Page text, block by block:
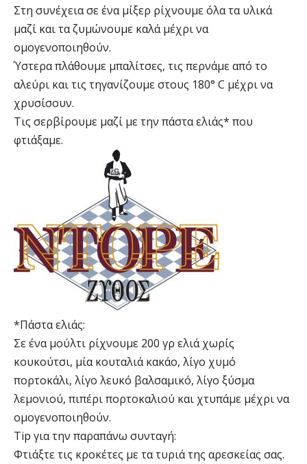
Στη συνέχεια σε ένα μίξερ ρίχνουμε όλα τα υλικά
μαζί και τα ζυμώνουμε καλά μέχρι να
ομογενοποιηθούν.
Ύστερα πλάθουμε μπαλίτσες, τις περνάμε από το
αλεύρι και τις τηγανίζουμε στους 180° C μέχρι να
χρυσίσουν.
Τις σερβίρουμε μαζί με την πάστα ελιάς* που
φτιάξαμε.
*Πάστα ελιάς:
Σε ένα μούλτι ρίχνουμε 200 γρ ελιά χωρίς
κουκούτσι, μία κουταλιά κακάο, λίγο χυμό
πορτοκάλι, λίγο λευκό βαλσαμικό, λίγο ξύσμα
λεμονιού, πιπέρι πορτοκαλιού και χτυπάμε μέχρι να
ομογενοποιηθούν.
Tip για την παραπάνω συνταγή:
Φτιάξτε τις κροκέτες με τα τυριά της αρεσκείας σας.